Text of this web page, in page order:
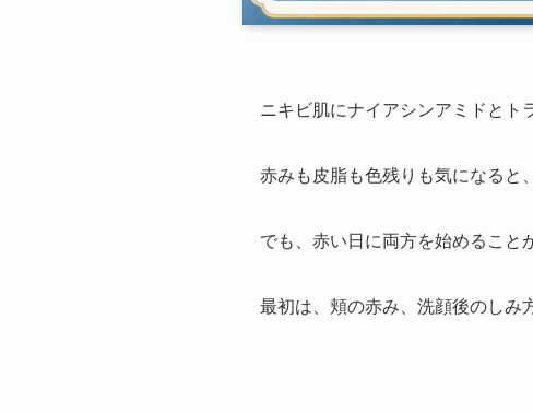
ニキビ肌にナイアシンアミドとト
赤みも皮脂も色残りも気になると
でも、赤い日に両方を始めること
最初は、頬の赤み、洗顔後のしみ